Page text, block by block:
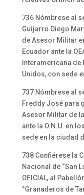
736 Nómbrese al
Guijarro Diego
de Asesor Militar
Ecuador ante la
Interamericana de
Unidos, con sede
737 Nómbrese al
Freddy José para
Asesor Militar de
ante la O.N.U. en
sede en la ciudad
738 Confiérese la
Nacional de “San
OFICIAL, al
“Granaderos de